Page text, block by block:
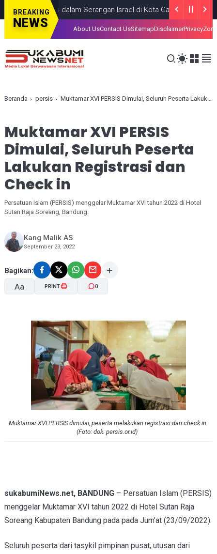
BREAKING
NEWS
Tewas dalam Serangan Israel di Kota Gaza GAZA JULY 19,
About UsContact UsSitemapDisclaimerPrivacy
Beranda persis Muktamar XVI PERSIS Dimulai, Seluruh Peserta Lakukan Registrasi dan Check in
Muktamar XVI PERSIS
Dimulai, Seluruh Peserta
Lakukan Registrasi dan
Check in
Persatuan Islam (PERSIS) menggelar Muktamar XVI tahun 2022 di Hotel
Sutan Raja Soreang, Bandung.
Kang Malik AS
September 23, 2022
Bagikan:
Aa
A- A+
PRINT 0
Muktamar XVI PERSIS dimulai, peserta melakukan registrasi dan check in.
(Foto: dok. persis.or.id)
sukabumiNews.net, BANDUNG– Persatuan Islam (PERSIS)
menggelar Muktamar XVI tahun 2022 di Hotel Sutan Raja
Soreang Kabupaten Bandung pada pada Jum’at (23/09/2022).
Seluruh peserta dari tasykil pimpinan pusat, utusan dari